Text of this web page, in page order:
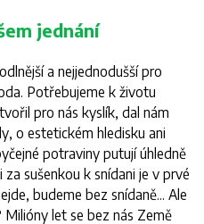
jednání
a nejjednodušší pro
Potřebujeme k životu
pro nás kyslík, dal nám
o estetickém hledisku ani
potraviny putují úhledně
sušenkou k snídani je v prvé
budeme bez snídaně... Ale
let se bez nás Země